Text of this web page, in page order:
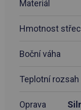
Materiál
Hmotnost
Boční váha
Teplotní rozsah
Oprava